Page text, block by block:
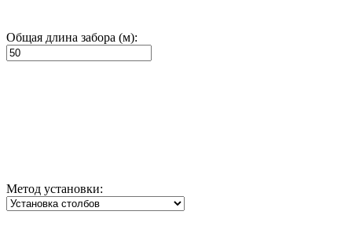
Общая длина забора (м):
Метод установки: